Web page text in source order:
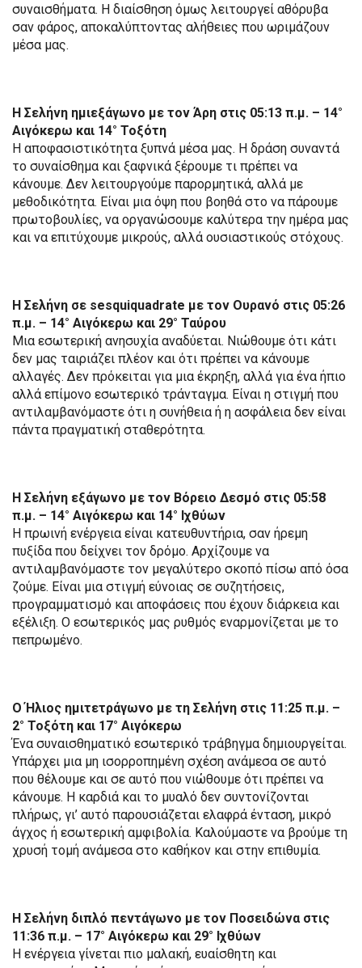
συναισθήματα. Η διαίσθηση όμως λειτουργεί αθόρυβα
σαν φάρος, αποκαλύπτοντας αλήθειες που ωριμάζουν
μέσα μας.
Η Σελήνη ημιεξάγωνο με τον Άρη στις 05:13 π.μ. – 14°
Αιγόκερω και 14° Τοξότη
Η αποφασιστικότητα ξυπνά μέσα μας. Η δράση συναντά
το συναίσθημα και ξαφνικά ξέρουμε τι πρέπει να
κάνουμε. Δεν λειτουργούμε παρορμητικά, αλλά με
μεθοδικότητα. Είναι μια όψη που βοηθά στο να πάρουμε
πρωτοβουλίες, να οργανώσουμε καλύτερα την ημέρα μας
και να επιτύχουμε μικρούς, αλλά ουσιαστικούς στόχους.
Η Σελήνη σε sesquiquadrate με τον Ουρανό στις 05:26
π.μ. – 14° Αιγόκερω και 29° Ταύρου
Μια εσωτερική ανησυχία αναδύεται. Νιώθουμε ότι κάτι
δεν μας ταιριάζει πλέον και ότι πρέπει να κάνουμε
αλλαγές. Δεν πρόκειται για μια έκρηξη, αλλά για ένα ήπιο
αλλά επίμονο εσωτερικό τράνταγμα. Είναι η στιγμή που
αντιλαμβανόμαστε ότι η συνήθεια ή η ασφάλεια δεν είναι
πάντα πραγματική σταθερότητα.
Η Σελήνη εξάγωνο με τον Βόρειο Δεσμό στις 05:58
π.μ. – 14° Αιγόκερω και 14° Ιχθύων
Η πρωινή ενέργεια είναι κατευθυντήρια, σαν ήρεμη
πυξίδα που δείχνει τον δρόμο. Αρχίζουμε να
αντιλαμβανόμαστε τον μεγαλύτερο σκοπό πίσω από όσα
ζούμε. Είναι μια στιγμή εύνοιας σε συζητήσεις,
προγραμματισμό και αποφάσεις που έχουν διάρκεια και
εξέλιξη. Ο εσωτερικός μας ρυθμός εναρμονίζεται με το
πεπρωμένο.
Ο Ήλιος ημιτετράγωνο με τη Σελήνη στις 11:25 π.μ. –
2° Τοξότη και 17° Αιγόκερω
Ένα συναισθηματικό εσωτερικό τράβηγμα δημιουργείται.
Υπάρχει μια μη ισορροπημένη σχέση ανάμεσα σε αυτό
που θέλουμε και σε αυτό που νιώθουμε ότι πρέπει να
κάνουμε. Η καρδιά και το μυαλό δεν συντονίζονται
πλήρως, γι’ αυτό παρουσιάζεται ελαφρά ένταση, μικρό
άγχος ή εσωτερική αμφιβολία. Καλούμαστε να βρούμε τη
χρυσή τομή ανάμεσα στο καθήκον και στην επιθυμία.
Η Σελήνη διπλό πεντάγωνο με τον Ποσειδώνα στις
11:36 π.μ. – 17° Αιγόκερω και 29° Ιχθύων
Η ενέργεια γίνεται πιο μαλακή, ευαίσθητη και